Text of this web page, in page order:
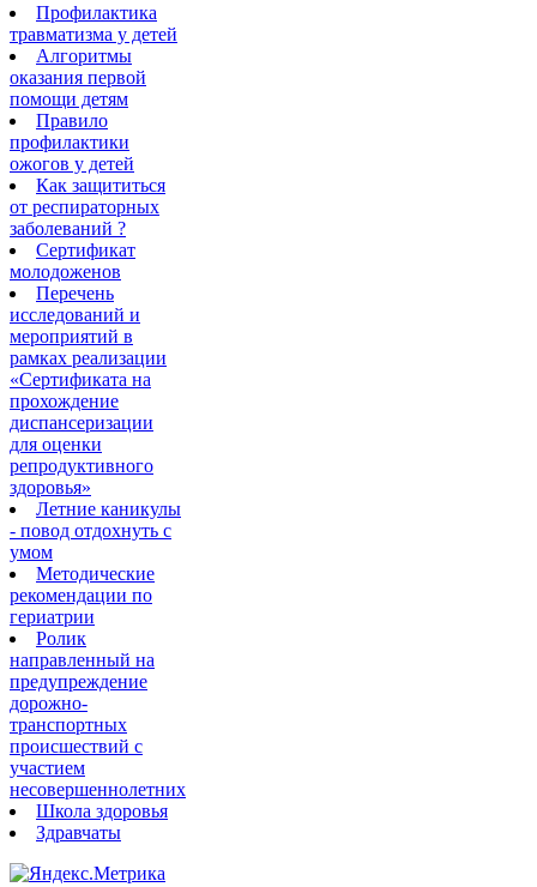
Профилактика
травматизма у детей
Алгоритмы
оказания первой
помощи детям
Правило
профилактики
ожогов у детей
Как защититься
от респираторных
заболеваний ?
Сертификат
молодоженов
Перечень
исследований и
мероприятий в
рамках реализации
«Сертификата на
прохождение
диспансеризации
для оценки
репродуктивного
здоровья»
Летние каникулы
- повод отдохнуть с
умом
Методические
рекомендации по
гериатрии
Ролик
направленный на
предупреждение
дорожно-
транспортных
происшествий с
участием
несовершеннолетних
Школа здоровья
Здравчаты